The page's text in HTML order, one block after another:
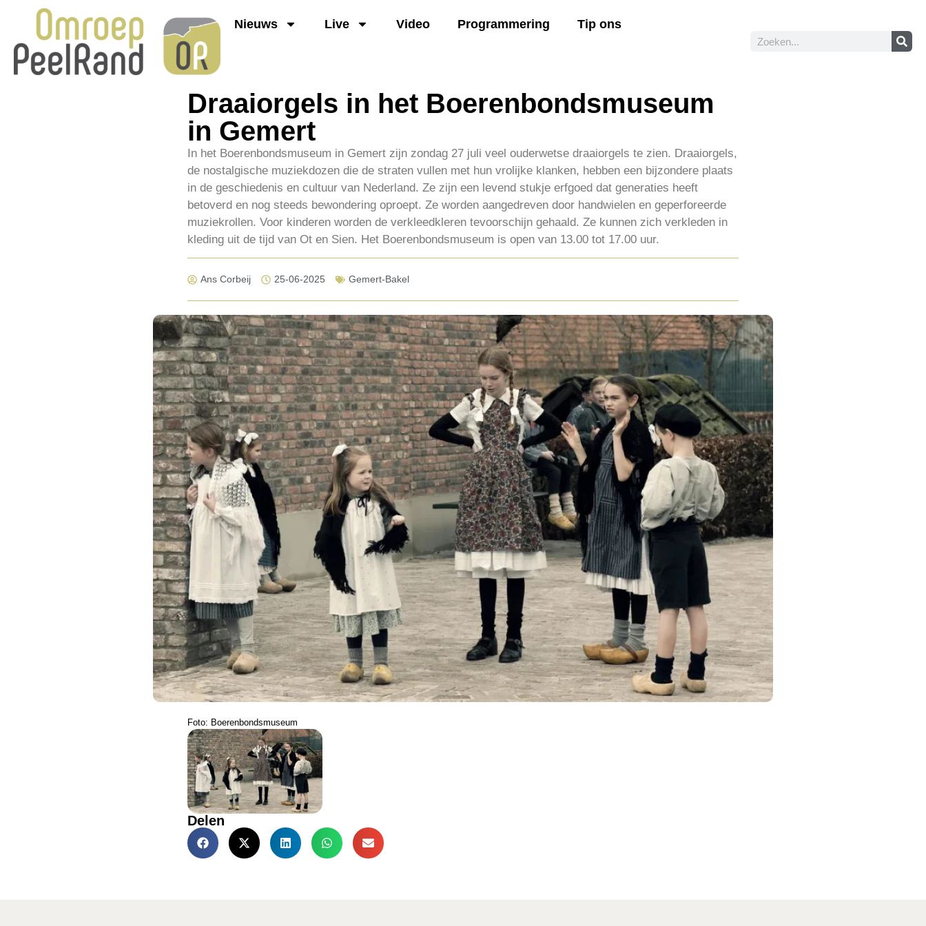
Nieuws Live Video Programmering Tip ons
Draaiorgels in het Boerenbondsmuseum
in Gemert
In het Boerenbondsmuseum in Gemert zijn zondag 27 juli veel ouderwetse draaiorgels te zien. Draaiorgels,
de nostalgische muziekdozen die de straten vullen met hun vrolijke klanken, hebben een bijzondere plaats
in de geschiedenis en cultuur van Nederland. Ze zijn een levend stukje erfgoed dat generaties heeft
betoverd en nog steeds bewondering oproept. Ze worden aangedreven door handwielen en geperforeerde
muziekrollen. Voor kinderen worden de verkleedkleren tevoorschijn gehaald. Ze kunnen zich verkleden in
kleding uit de tijd van Ot en Sien. Het Boerenbondsmuseum is open van 13.00 tot 17.00 uur.
Ans Corbeij 25-06-2025 Gemert-Bakel
Foto: Boerenbondsmuseum
Delen